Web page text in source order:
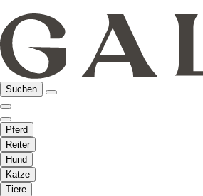
Suchen
Pferd
Reiter
Hund
Katze
Tiere